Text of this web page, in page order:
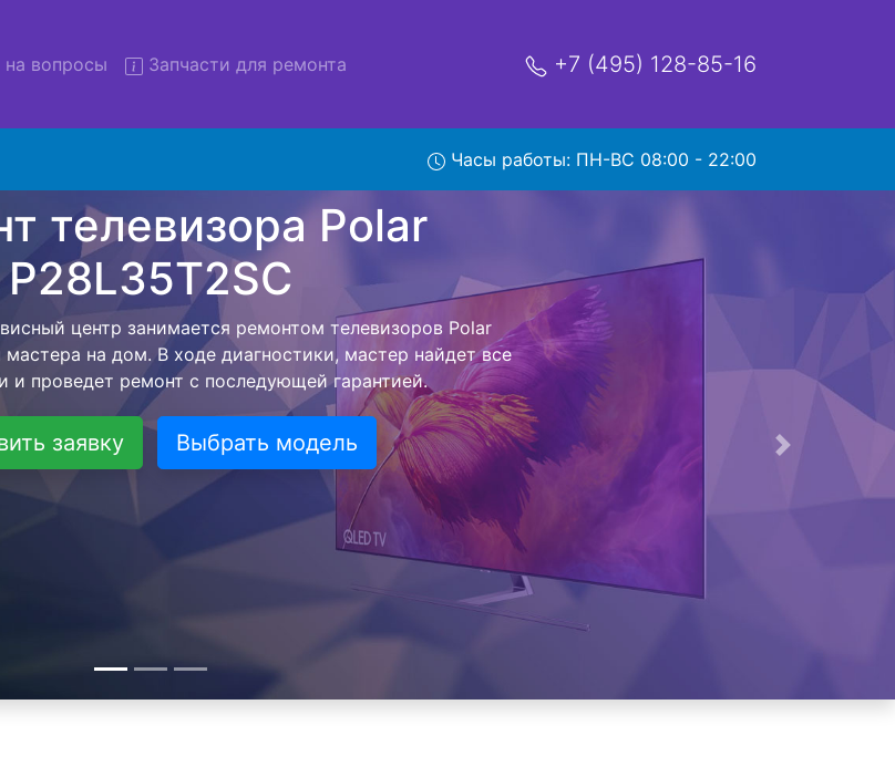
вопросы Запчасти для ремонта +7 (495) 128-85-16
Часы работы: ПН-ВС 08:00 - 22:00
Polar P28L35T2SC с
вывозом в сервис
P28L35T2SC с вывозом в сервисный центр и обратно - с
услуги, специалист заберет Ваш телевизор для
ремонта. Оговоренная стоимость ремонта
при возвращении видеотехники обратно.
заявку Выбрать модель
Следующая